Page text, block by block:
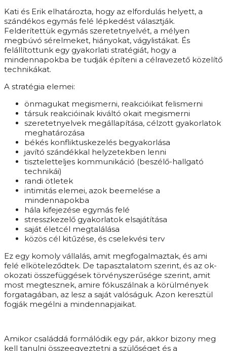
Kati és Erik elhatározta, hogy az elfordulás helyett, a
szándékos egymás felé lépkedést választják.
Felderítettük egymás szeretetnyelvét, a mélyen
megbúvó sérelmeket, hiányokat, vágylistákat. És
felállítottunk egy gyakorlati stratégiát, hogy a
mindennapokba be tudják építeni a célravezető közelítő
technikákat.
A stratégia elemei:
önmagukat megismerni, reakcióikat felismerni
társuk reakcióinak kiváltó okait megismerni
szeretetnyelvek megállapítása, célzott gyakorlatok
meghatározása
békés konfliktuskezelés begyakorlása
javító szándékkal helyzetekben lenni
tiszteletteljes kommunikáció (beszélő-hallgató
technikái)
randi ötletek
intimitás elemei, azok beemelése a
mindennapokba
hála kifejezése egymás felé
stresszkezelő gyakorlatok elsajátítása
saját életcél megtalálása
közös cél kitűzése, és cselekvési terv
Ez egy komoly vállalás, amit megfogalmaztak, és ami
felé elköteleződtek. De tapasztalatom szerint, és az ok-
okozati összefüggések törvényszerűsége szerint, amit
most megtesznek, amire fókuszálnak a körülmények
forgatagában, az lesz a saját valóságuk. Azon keresztül
fogják megélni a mindennapjaikat.
Amikor családdá formálódik egy pár, akkor bizony meg
kell tanulni összeegyeztetni a szülőséget és a